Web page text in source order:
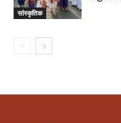
सांस्कृतिक